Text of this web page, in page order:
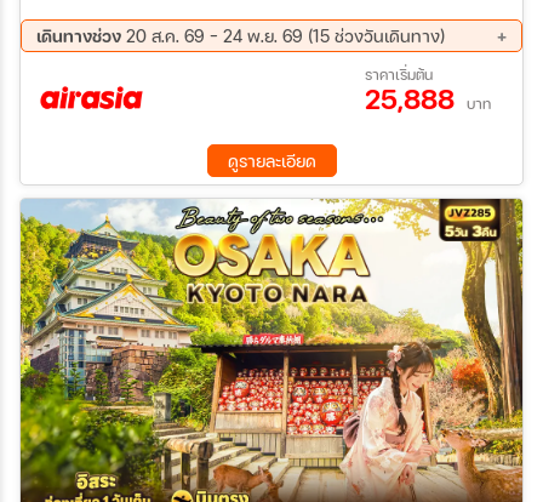
ระหว่าง
เดินทางช่วง 20 ส.ค. 69 - 24 พ.ย. 69 (15 ช่วงวันเดินทาง)
17 ก.ย. 69 - 20 ก.ย. 69
26 ก.ย. 69 - 29 ก.ย. 69
01 ต.ค. 69 - 04 ต.ค. 69
03 ต.ค. 69 - 06 ต.ค. 69
10 ต.ค. 69 - 13 ต.ค. 69
22 ต.ค. 69 - 25 ต.ค. 69
31 ต.ค. 69 - 03 พ.ย. 69
05 พ.ย. 69 - 08 พ.ย. 69
07 พ.ย. 69 - 10 พ.ย. 69
12 พ.ย. 69 - 15 พ.ย. 69
14 พ.ย. 69 - 17 พ.ย. 69
21 พ.ย. 69 - 24 พ.ย. 69
ราคาเริ่มต้น
25,888 บาท
ดูรายละเอียด